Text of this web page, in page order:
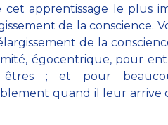
apprentissage le plus
de la conscience.
de la
égocentrique, pour
êtres ; et pour
quand il leur arrive